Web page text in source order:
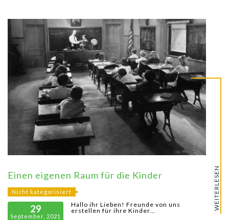
Einen eigenen Raum für die Kinder
Nicht kategorisiert
29
September, 2021
Hallo ihr Lieben! Freunde von uns
erstellen für ihre Kinder…
WEITERLESEN